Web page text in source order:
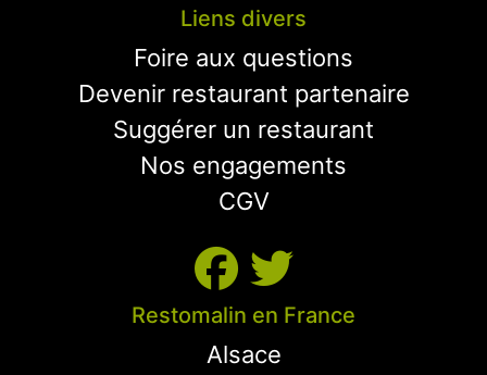
Liens divers
Foire aux questions
Devenir restaurant partenaire
Suggérer un restaurant
Nos engagements
CGV
Restomalin en France
Alsace